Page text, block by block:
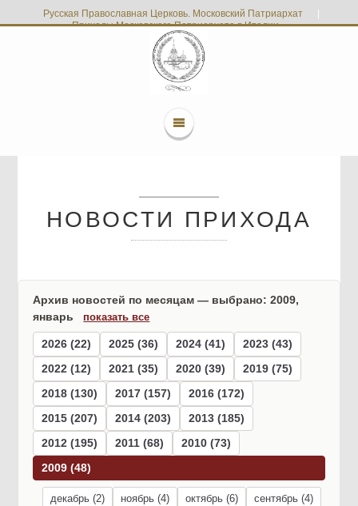
Русская Православная Церковь. Московский Патриархат
Приходы Московского Патриархата в Италии
НОВОСТИ ПРИХОДА
Архив новостей по месяцам — выбрано: 2009,
январь
показать все
2026 (22) 2025 (36) 2024 (41)
2023 (43)
2022 (12)
2021 (35) 2020 (39)
2019 (75)
2018 (130)
2017 (157)
2016 (172)
2015 (207)
2014 (203)
2013 (185)
2012 (195)
2011 (68)
2010 (73)
2009 (48)
декабрь (2) ноябрь (4) октябрь (6)
сентябрь (4)